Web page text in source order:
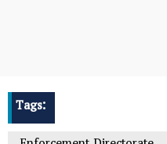
Tags: